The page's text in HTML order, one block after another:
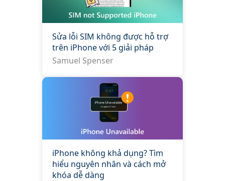
Sửa lỗi SIM không được hỗ trợ
trên iPhone với 5 giải pháp
Samuel Spenser
iPhone không khả dụng? Tìm
hiểu nguyên nhân và cách mở
khóa dễ dàng